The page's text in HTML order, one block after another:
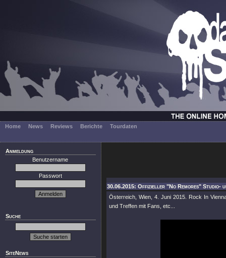
Home News Reviews Berichte Tourdaten
Anmeldung
Benutzername
Passwort
Suche
SiteNews
30.06.2015: Offizieller "No Remores" Studio-
Österreich, Wien, 4. Juni 2015. Rock In
und Treffen mit Fans, etc...